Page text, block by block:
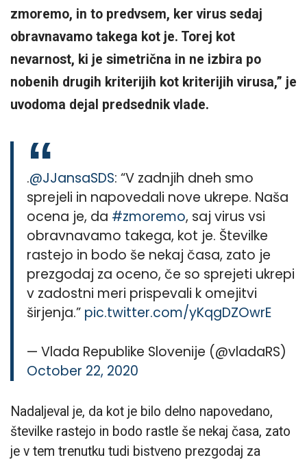
zmoremo, in to predvsem, ker virus sedaj
obravnavamo takega kot je. Torej kot
nevarnost, ki je simetrična in ne izbira po
nobenih drugih kriterijih kot kriterijih virusa,” je
uvodoma dejal predsednik vlade.
.@JJansaSDS: “V zadnjih dneh smo
sprejeli in napovedali nove ukrepe. Naša
ocena je, da #zmoremo, saj virus vsi
obravnavamo takega, kot je. Številke
rastejo in bodo še nekaj časa, zato je
prezgodaj za oceno, če so sprejeti ukrepi
v zadostni meri prispevali k omejitvi
širjenja.” pic.twitter.com/yKqgDZOwrE
— Vlada Republike Slovenije (@vladaRS)
October 22, 2020
Nadaljeval je, da kot je bilo delno napovedano,
številke rastejo in bodo rastle še nekaj časa, zato
je v tem trenutku tudi bistveno prezgodaj za